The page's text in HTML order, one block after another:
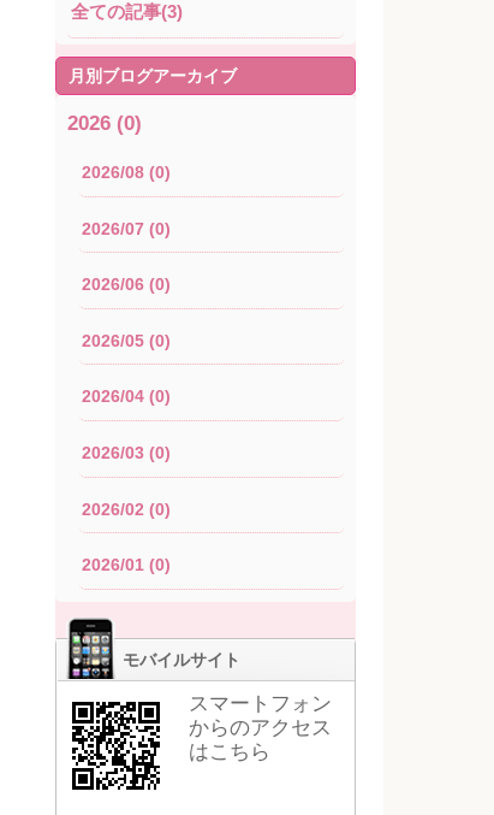
全ての記事(3)
月別ブログアーカイブ
2026 (0)
2026/08 (0)
2026/07 (0)
2026/06 (0)
2026/05 (0)
2026/04 (0)
2026/03 (0)
2026/02 (0)
2026/01 (0)
モバイルサイト
スマートフォン
からのアクセス
はこちら